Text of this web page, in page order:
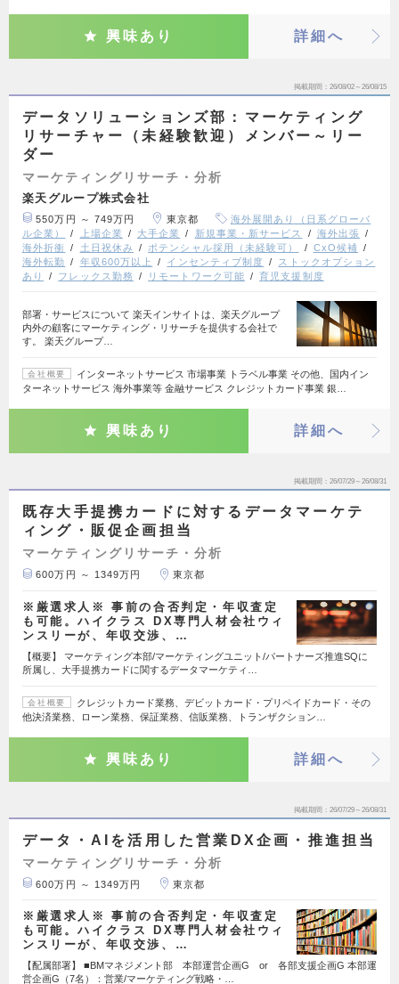
興味あり 詳細へ
掲載期間 26/08/02～26/08/15
データソリューションズ部：マーケティング
リサーチャー（未経験歓迎）メンバー～リー
ダー
マーケティングリサーチ・分析
楽天グループ株式会社
550万円 ～ 749万円 東京都
海外展開あり（日系グローバ
ル企業）
上場企業 大手企業 新規事業・新サービス
海外出張
海外折衝
土日祝休み ポテンシャル採用（未経験可）
CxO候補
海外転勤
年収600万以上 インセンティブ制度
ストックオプション
あり
フレックス勤務 リモートワーク可能 育児支援制度
部署・サービスについて 楽天インサイトは、楽天グループ
内外の顧客にマーケティング・リサーチを提供する会社で
す。 楽天グループ…
会社概要
インターネットサービス 市場事業 トラベル事業 その他、国内イン
ターネットサービス 海外事業等 金融サービス クレジットカード事業 銀…
興味あり 詳細へ
掲載期間 26/07/29～26/08/31
既存大手提携カードに対するデータマーケテ
ィング・販促企画担当
マーケティングリサーチ・分析
600万円 ～ 1349万円 東京都
※厳選求人※ 事前の合否判定・年収査定
も可能。ハイクラス DX専門人材会社ウィ
ンスリーが、年収交渉、…
【概要】 マーケティング本部/マーケティングユニット/パートナーズ推進SQに
所属し、大手提携カードに関するデータマーケティ…
会社概要
クレジットカード業務、デビットカード・プリペイドカード・その
他決済業務、ローン業務、保証業務、信販業務、トランザクション…
興味あり 詳細へ
掲載期間 26/07/29～26/08/31
データ・AIを活用した営業DX企画・推進担当
マーケティングリサーチ・分析
600万円 ～ 1349万円 東京都
※厳選求人※ 事前の合否判定・年収査定
も可能。ハイクラス DX専門人材会社ウィ
ンスリーが、年収交渉、…
【配属部署】 ■BMマネジメント部 本部運営企画G or 各部支援企画G 本部運
営企画G（7名）：営業/マーケティング戦略・…